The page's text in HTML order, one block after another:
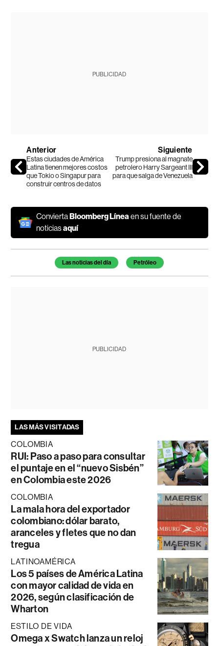
PUBLICIDAD
Anterior
Estas ciudades de América
Latina tienen mejores costos
que Tokio o Singapur para
construir centros de datos
Siguiente
Trump presiona al magnate
petrolero Harry Sargeant III
para que salga de Venezuela
ConviertaBloomberg Líneaen su fuente de
noticiasaquí
Temas de este artículo
Las noticias del día Petróleo
PUBLICIDAD
LAS MÁS VISITADAS
COLOMBIA
RUI: Paso a paso para consultar
el puntaje en el “nuevo Sisbén”
en Colombia este 2026
COLOMBIA
La mala hora del exportador
colombiano: dólar barato,
aranceles y fletes que no dan
tregua
LATINOAMÉRICA
Los 5 países de América Latina
con mayor calidad de vida en
2026, según clasificación de
Wharton
ESTILO DE VIDA
Omega x Swatch lanza un reloj